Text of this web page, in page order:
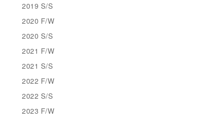
2019 S/S
2020 F/W
2020 S/S
2021 F/W
2021 S/S
2022 F/W
2022 S/S
2023 F/W